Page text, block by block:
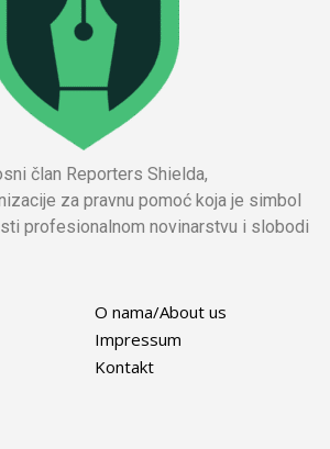
član Reporters Shielda,
za pravnu pomoć koja je simbol
profesionalnom novinarstvu i slobodi
O nama/About us
Impressum
Kontakt